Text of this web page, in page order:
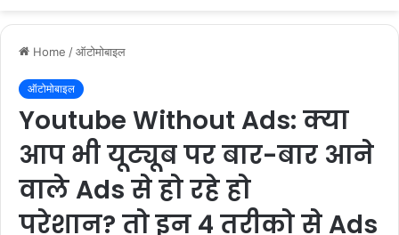
Home /ऑटोमोबाइल
ऑटोमोबाइल
Youtube Without Ads: क्या
आप भी यूट्यूब पर बार-बार आने
वाले Ads से हो रहे हो
परेशान? तो इन 4 तरीको से Ads